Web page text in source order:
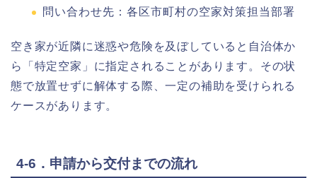
問い合わせ先：各区市町村の空家対策担当部署
空き家が近隣に迷惑や危険を及ぼしていると自治体か
ら「特定空家」に指定されることがあります。その状
態で放置せずに解体する際、一定の補助を受けられる
ケースがあります。
4-6．申請から交付までの流れ